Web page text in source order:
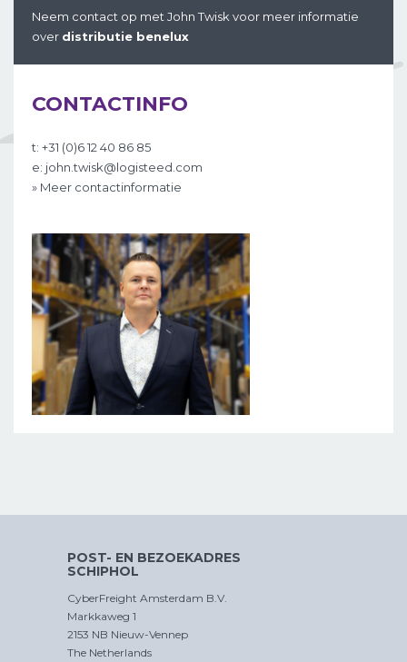
Neem contact op met John Twisk voor meer informatie
over distributie benelux
CONTACTINFO
t: +31 (0)6 12 40 86 85
e: john.twisk@logisteed.com
» Meer contactinformatie
POST- EN BEZOEKADRES
SCHIPHOL
CyberFreight Amsterdam B.V.
Markkaweg 1
2153 NB Nieuw-Vennep
The Netherlands